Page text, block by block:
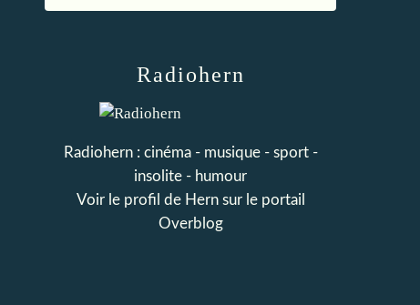
Radiohern
Radiohern : cinéma - musique - sport -
insolite - humour
Voir le profil de Hernsur le portail
Overblog